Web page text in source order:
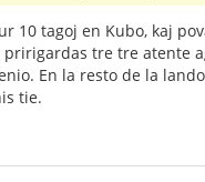
10 tagoj en Kubo, kaj
pririgardas tre tre
En la resto de la
tie.